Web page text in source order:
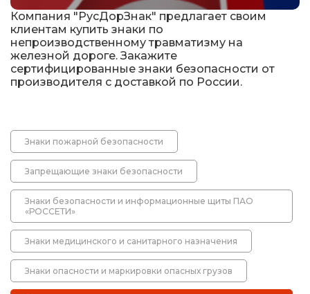
Дорожные системы световой индикации
Водоналивные барьеры, буферы, конусы
Дорожные разделительные пластины.
Ограждение солдатик.
Сигнальные гирлянды и фонари
Искусственная дорожная неровность (ИДН),
демпферы
Компания "РусДорЗнак" предлагает своим
клиентам купить знаки по
непроизводственному травматизму на
железной дороге. Закажите
сертифицированные знаки безопасности от
производителя с доставкой по России.
Знаки пожарной безопасности
Запрещающие знаки безопасности
Знаки безопасности и информационные щиты ПАО
«РОССЕТИ»
Знаки медицинского и санитарного назначения
Знаки опасности и маркировки опасных грузов
Выбрать
Саратов